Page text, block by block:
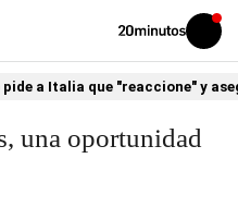
Volver
Iniciar
sesión
pide a Italia que "reaccione" y
una oportunidad